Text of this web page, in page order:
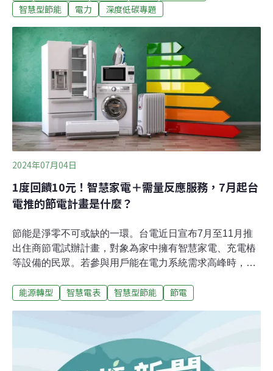
表，如今又有人工智慧（AI）加入，跟現有的技術互相結
台灣」近日邀請聯齊科技行銷長伊永馨，談談AI對能源管
理的潛在貢獻。AI「可視化」數據激發節電行動：至少節
電5~10%！AI在節能方面的一大突破，在於提供更精準的
用電數據，每台電器的用電情況都能一目了然，讓家庭或
企業掌握即時耗電量。資訊夠透明，用戶就有機會主動改
變用電習慣，減少不必要的浪費。這種「可視化」用電數
據，在連鎖企業特別管用。根據研究，如果各家分店看得
到自家的用電情況，平均可節省5～10%的電費；如果為
分店舉辦節電競賽，成效還
智慧型節能
電力 深度低碳專題
2024年07月04日
1度回饋10元！智慧家電＋需量反應服務，7月起台
電推的節電計畫是什麼？
節能是淨零不可或缺的一環。台電近日宣布7月至11月推
出住商節電試辦計畫，對象為家中擁有智慧家電、充電樁
等設備的民眾。若參與用戶能在電力系統需求高峰時，結
得每度電10元的節電回饋金。此次計畫限量2萬台，民眾
1. 台電推出的「住商智慧家電節電試辦計畫」是什麼？隨
著智慧電表逐步布建、智慧家電與智慧能源管理系統興
起，各國紛紛推出能夠讓家戶參與節電的方案，如美國南
能源轉型 智慧電表 智慧型節能 節電